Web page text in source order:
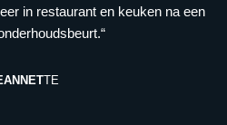
in restaurant en keuken na een
TE